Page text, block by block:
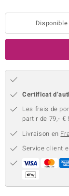
Certificat
Les frais de
partir de 79,- € !
Livraison en
Service client